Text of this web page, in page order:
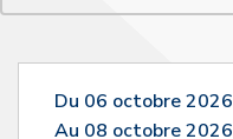
Du 06 octobre 2026
Au 08 octobre 2026